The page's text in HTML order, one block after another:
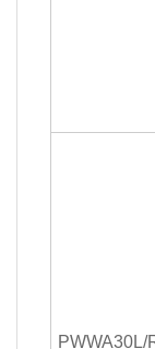
PWWA30L/